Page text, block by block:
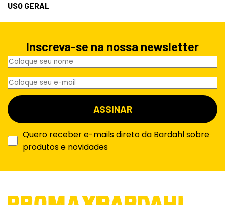
USO GERAL
Inscreva-se na nossa newsletter
Quero receber e-mails direto da Bardahl sobre
produtos e novidades